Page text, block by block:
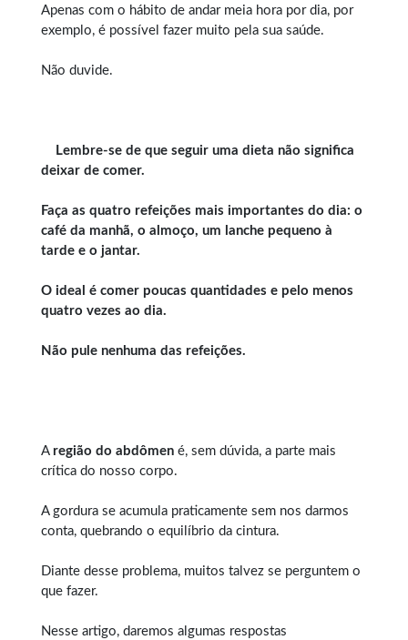
Apenas com o hábito de andar meia hora por dia, por
exemplo, é possível fazer muito pela sua saúde.
Não duvide.
Lembre-se de que seguir uma dieta não significa
deixar de comer.
Faça as quatro refeições mais importantes do dia: o
café da manhã, o almoço, um lanche pequeno à
tarde e o jantar.
O ideal é comer poucas quantidades e pelo menos
quatro vezes ao dia.
Não pule nenhuma das refeições.
A região do abdômen é, sem dúvida, a parte mais
crítica do nosso corpo.
A gordura se acumula praticamente sem nos darmos
conta, quebrando o equilíbrio da cintura.
Diante desse problema, muitos talvez se perguntem o
que fazer.
Nesse artigo, daremos algumas respostas